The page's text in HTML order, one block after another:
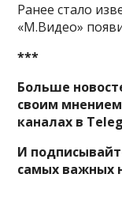
Ранее стало
«М.Видео»
***
Больше
своим
каналах в
И
самых важных